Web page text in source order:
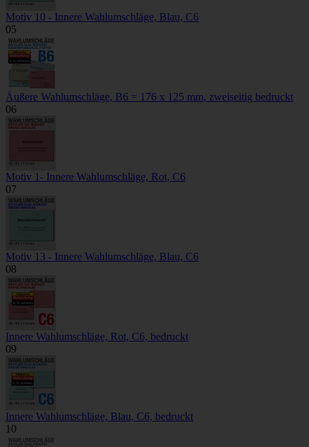
Motiv 10 - Innere Wahlumschläge, Blau, C6
05
Äußere Wahlumschläge, B6 = 176 x 125 mm, zweiseitig bedruckt
06
Motiv 1- Innere Wahlumschläge, Rot, C6
07
Motiv 13 - Innere Wahlumschläge, Blau, C6
08
Innere Wahlumschläge, Rot, C6, bedruckt
09
Innere Wahlumschläge, Blau, C6, bedruckt
10